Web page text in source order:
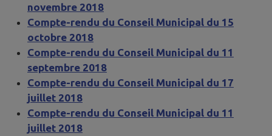
novembre 2018
Compte-rendu du Conseil Municipal du 15
octobre 2018
Compte-rendu du Conseil Municipal du 11
septembre 2018
Compte-rendu du Conseil Municipal du 17
juillet 2018
Compte-rendu du Conseil Municipal du 11
juillet 2018